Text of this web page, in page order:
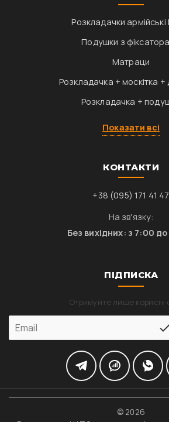
Розкладачки
Подушки з
Матраци
Розкладачка + москітка
Розкладачка +
Показати всі
КОНТАКТИ
+38 (095) 171 41 47
На зв'язку:
Без вихідних: з 7:00
ПІДПИСКА
Отримуйте лише корисні
© 2026